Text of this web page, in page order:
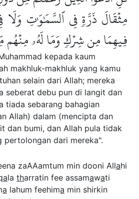
مِثۡقَالَ ذَرَّةٖ فِي ٱلسَّمَٰوَٰتِ وَلَا
فِيهِمَا مِن شِرۡكٖ وَمَا لَهُۥ
kepada kaum
makhluk-makhluk yang kamu
selain dari Allah; mereka
seberat debu pun di langit dan
tiada sebarang bahagian
Allah) dalam (mencipta dan
dan bumi, dan Allah pula tidak
pertolongan dari mereka".
zaAAamtum min dooni Allahi
ala tharratin fee assamawati
a lahum feehima min shirkin